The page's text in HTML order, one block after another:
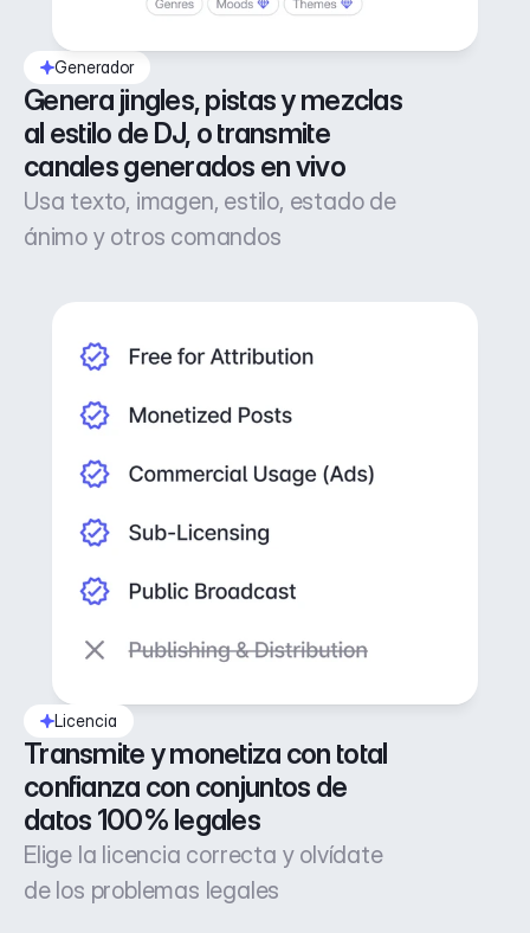
Generador
Genera jingles, pistas y mezclas
al estilo de DJ, o transmite
canales generados en vivo
Usa texto, imagen, estilo, estado de
ánimo y otros comandos
Licencia
Transmite y monetiza con total
confianza con conjuntos de
datos 100% legales
Elige la licencia correcta y olvídate
de los problemas legales